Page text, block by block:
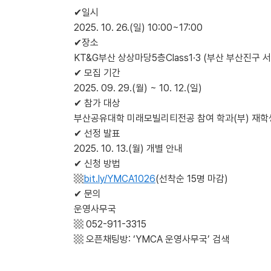
✔일시
2025. 10. 26.(일) 10:00~17:00
✔장소
KT&G부산 상상마당5층Class1·3 (부산 부산진구
✔ 모집 기간
2025. 09. 29.(월) ~ 10. 12.(일)
✔ 참가 대상
부산공유대학 미래모빌리티전공 참여 학과(부) 재학
✔ 선정 발표
2025. 10. 13.(월) 개별 안내
✔ 신청 방법
▩bit.ly/YMCA1026(선착순 15명 마감)
✔ 문의
운영사무국
▩ 052-911-3315
▩ 오픈채팅방: ‘YMCA 운영사무국’ 검색